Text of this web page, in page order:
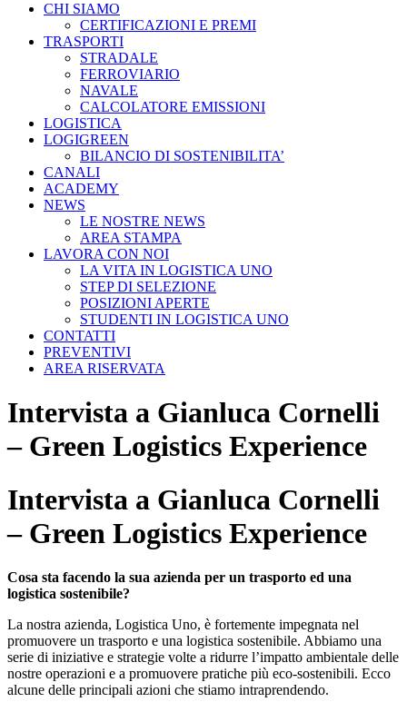
CHI SIAMO
CERTIFICAZIONI E PREMI
TRASPORTI
STRADALE
FERROVIARIO
NAVALE
CALCOLATORE EMISSIONI
LOGISTICA
LOGIGREEN
BILANCIO DI SOSTENIBILITA’
CANALI
ACADEMY
NEWS
LE NOSTRE NEWS
AREA STAMPA
LAVORA CON NOI
LA VITA IN LOGISTICA UNO
STEP DI SELEZIONE
POSIZIONI APERTE
STUDENTI IN LOGISTICA UNO
CONTATTI
PREVENTIVI
AREA RISERVATA
Intervista a Gianluca Cornelli
– Green Logistics Experience
Intervista a Gianluca Cornelli
– Green Logistics Experience
Cosa sta facendo la sua azienda per un trasporto ed una
logistica sostenibile?
La nostra azienda, Logistica Uno, è fortemente impegnata nel
promuovere un trasporto e una logistica sostenibile. Abbiamo una
serie di iniziative e strategie volte a ridurre l’impatto ambientale delle
nostre operazioni e a promuovere pratiche più eco-sostenibili. Ecco
alcune delle principali azioni che stiamo intraprendendo.